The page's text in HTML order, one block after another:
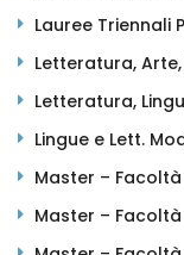
Lauree Triennali
Letteratura,
Letteratura,
Lingue e Lett.
Master –
Master –